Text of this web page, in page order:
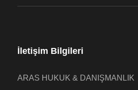
İletişim Bilgileri
ARAS HUKUK & DANIŞMANLIK